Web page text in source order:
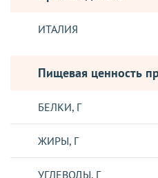
ИТАЛИЯ
Пищевая ценность
БЕЛКИ, Г
ЖИРЫ, Г
УГЛЕВОДЫ, Г